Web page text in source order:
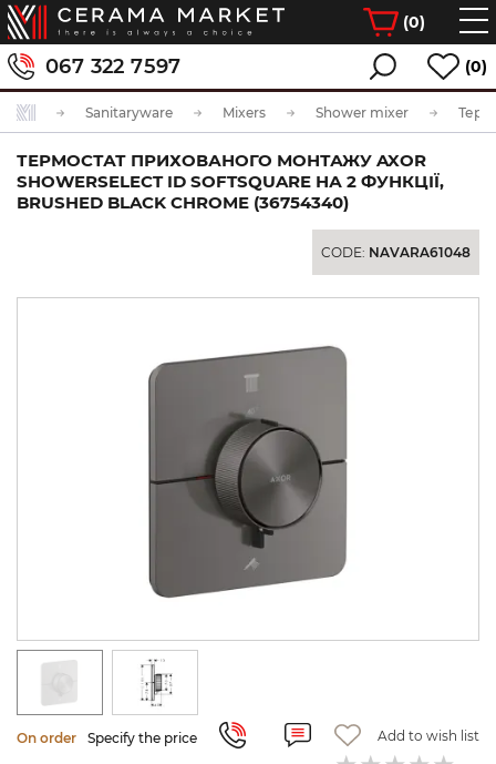
(0)
067 322 7597 (0)
Sanitaryware Mixers Shower mixer
ТЕРМОСТАТ ПРИХОВАНОГО МОНТАЖУ AXOR
SHOWERSELECT ID SOFTSQUARE НА 2 ФУНКЦІЇ,
BRUSHED BLACK CHROME (36754340)
CODE: NAVARA61048
On order Specify the price Add to wish list